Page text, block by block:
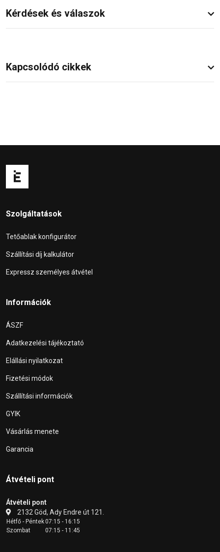
Kérdések és válaszok
Kapcsolódó cikkek
Szolgáltatások
Tetőablak konfigurátor
Szállítási díj kalkulátor
Expressz személyes átvétel
Információk
ÁSZF
Adatkezelési tájékoztató
Elállási nyilatkozat
Fizetési módok
Szállítási információk
GYIK
Vásárlás menete
Garancia
Átvételi pont
Átvételi pont
2132 Göd, Ady Endre út 121.
Hétfő - Péntek07:15 - 16:15
Szombat
07:15 - 11:45